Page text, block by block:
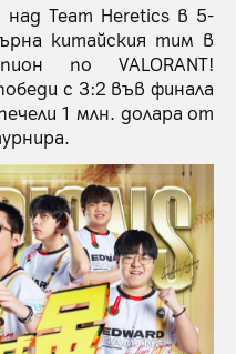
над Team Heretics в 5-
китайския тим в
по VALORANT!
с 3:2 във финала
1 млн. долара от